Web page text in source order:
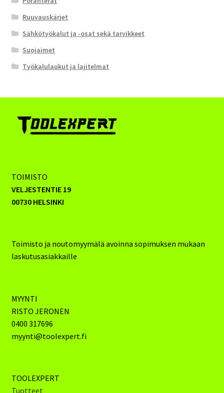
Ruuvauskärjet
Sähkötyökalut ja -osat sekä tarvikkeet
Suojaimet
Työkalulaukut ja lajitelmat
TOIMISTO
VELJESTENTIE 19
00730 HELSINKI
Toimisto ja noutomyymälä avoinna sopimuksen mukaan
laskutusasiakkaille
MYYNTI
RISTO JERONEN
0400 317696
myynti@toolexpert.fi
TOOLEXPERT
Tuotteet